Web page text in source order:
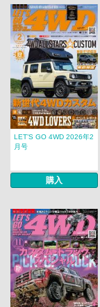
LET’S GO 4WD 2026年2
月号
購入